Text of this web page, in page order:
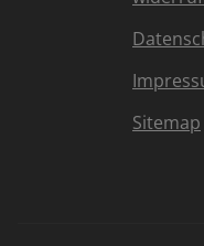
Sitemap